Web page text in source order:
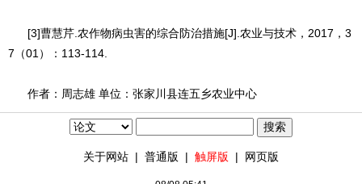
[3]曹慧芹.农作物病虫害的综合防治措施[J].农业与技术，2017，3
7（01）：113-114.
作者：周志雄 单位：张家川县连五乡农业中心
关于网站 | 普通版 | 触屏版 | 网页版